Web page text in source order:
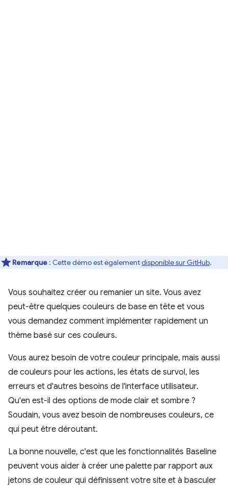
Remarque : Cette démo est égalementdisponible sur GitHub.
Vous souhaitez créer ou remanier un site. Vous avez
peut-être quelques couleurs de base en tête et vous
vous demandez comment implémenter rapidement un
thème basé sur ces couleurs.
Vous aurez besoin de votre couleur principale, mais aussi
de couleurs pour les actions, les états de survol, les
erreurs et d'autres besoins de l'interface utilisateur.
Qu'en est-il des options de mode clair et sombre ?
Soudain, vous avez besoin de nombreuses couleurs, ce
qui peut être déroutant.
La bonne nouvelle, c'est que les fonctionnalités Baseline
peuvent vous aider à créer une palette par rapport aux
jetons de couleur qui définissent votre site et à basculer